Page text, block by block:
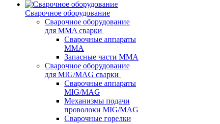
Сварочное оборудование
Сварочное оборудование
для MMA сварки
Сварочные аппараты
MMA
Запасные части MMA
Сварочное оборудование
для MIG/MAG сварки
Сварочные аппараты
MIG/MAG
Механизмы подачи
проволоки MIG/MAG
Сварочные горелки